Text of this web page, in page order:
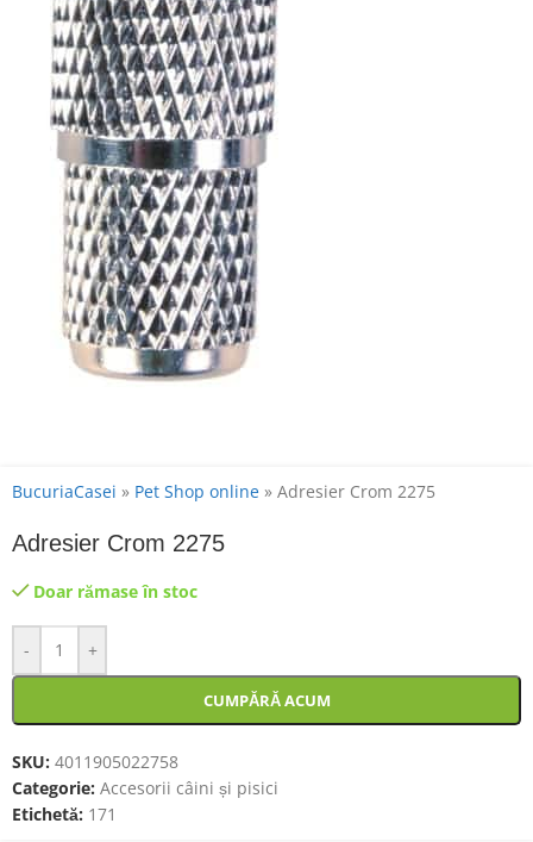
BucuriaCasei » Pet Shop online » Adresier Crom 2275
Adresier Crom 2275
Doar rămase în stoc
- +
CUMPĂRĂ ACUM
SKU: 4011905022758
Categorie: Accesorii câini și pisici
Etichetă: 171